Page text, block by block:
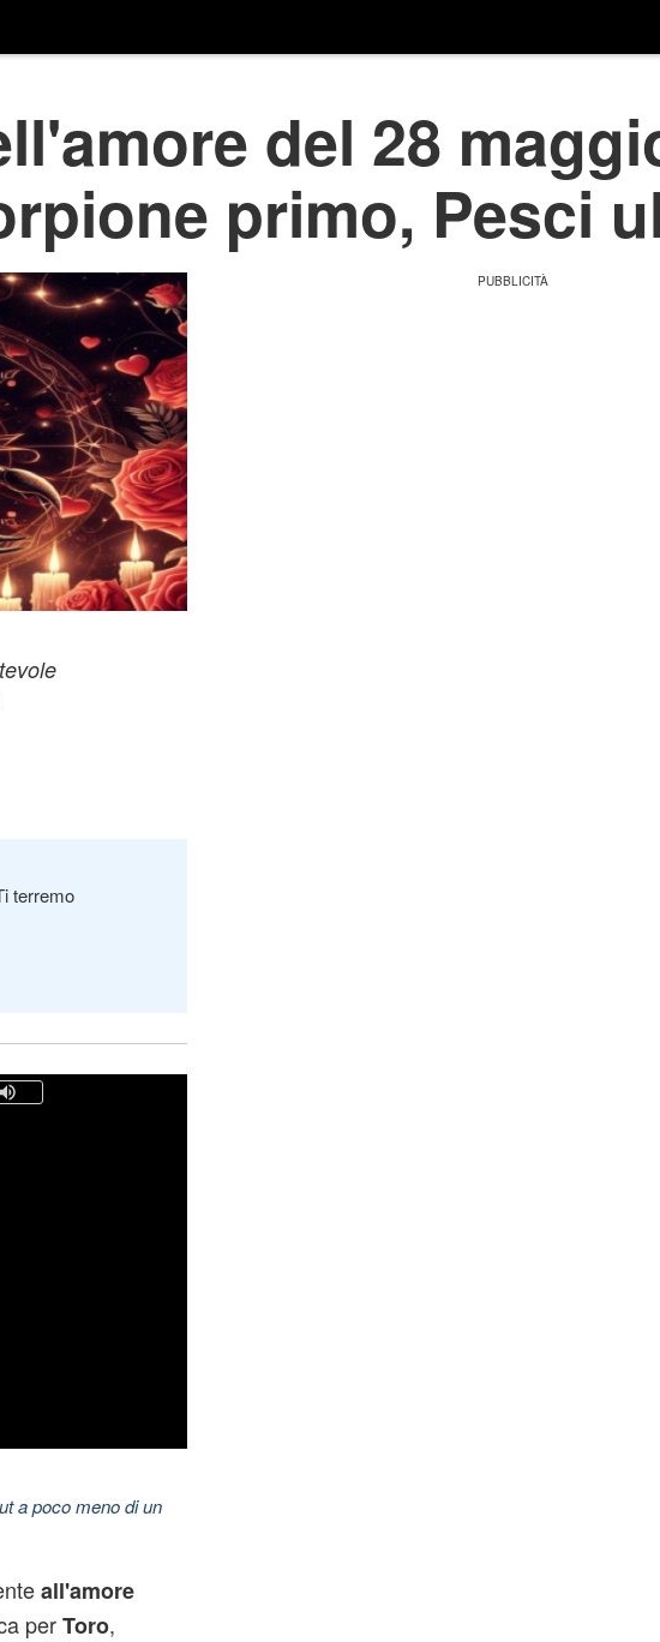
del 28
primo, Pesci
terremo
a poco meno di un
all'amore
perToro,